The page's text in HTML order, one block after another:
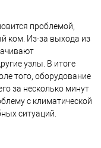
проблемой,
ком. Из-за выхода из
узлы. В итоге
того, оборудование
за несколько минут
с климатической
ситуаций.